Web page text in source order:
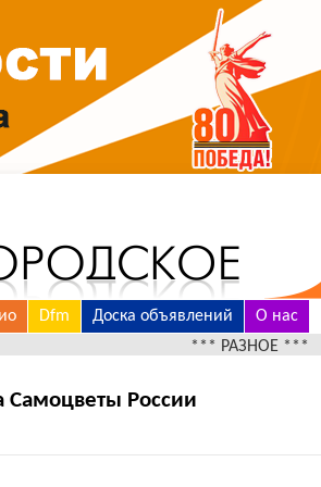
Dfm Доска объявлений
О нас
*** РАЗНОЕ ***
Самоцветы России